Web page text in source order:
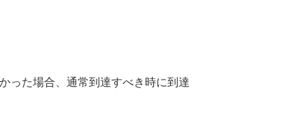
った場合、通常到達すべき時に到達